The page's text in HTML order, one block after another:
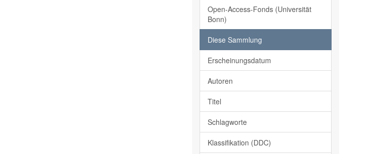
Open-Access-Fonds (Universität
Bonn)
Diese Sammlung
Erscheinungsdatum
Autoren
Titel
Schlagworte
Klassifikation (DDC)